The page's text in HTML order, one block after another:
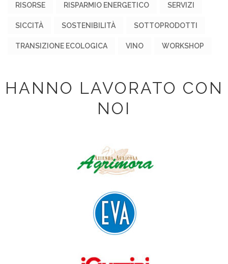
RISORSE RISPARMIO ENERGETICO SERVIZI
SICCITÀ SOSTENIBILITÀ SOTTOPRODOTTI
TRANSIZIONE ECOLOGICA VINO WORKSHOP
HANNO LAVORATO CON
NOI